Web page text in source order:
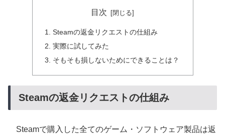
目次
Steamの返金リクエストの仕組み
実際に試してみた
そもそも損しないためにできることは？
Steamの返金リクエストの仕組み
Steamで購入した全てのゲーム・ソフトウェア製品は返